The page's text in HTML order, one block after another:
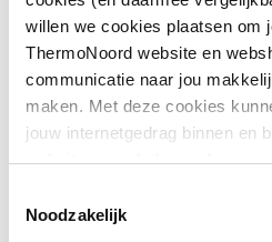
willen we cookies plaatsen om
ThermoNoord website en
communicatie naar jou
maken. Met deze cookies
jouw internetgedrag binnen en
website en webshop volgen en
communicatie aan jouw
Noodzakelijk